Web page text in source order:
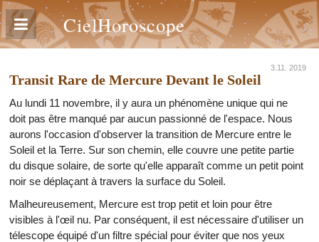
CielHoroscope
3.11. 2019
Transit Rare de Mercure Devant le Soleil
Au lundi 11 novembre, il y aura un phénomène unique qui ne
doit pas être manqué par aucun passionné de l'espace. Nous
aurons l'occasion d'observer la transition de Mercure entre le
Soleil et la Terre. Sur son chemin, elle couvre une petite partie
du disque solaire, de sorte qu'elle apparaît comme un petit point
noir se déplaçant à travers la surface du Soleil.
Malheureusement, Mercure est trop petit et loin pour être
visibles à l'œil nu. Par conséquent, il est nécessaire d'utiliser un
télescope équipé d'un filtre spécial pour éviter que nos yeux